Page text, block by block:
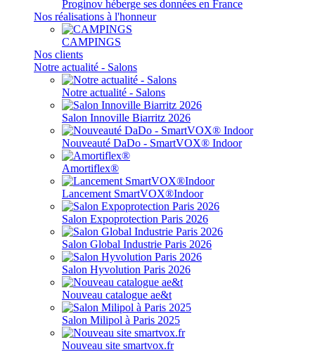
Proginov héberge ses données en France
Nos réalisations à l'honneur
CAMPINGS
Nos clients
Notre actualité - Salons
Notre actualité - Salons
Salon Innoville Biarritz 2026
Nouveauté DaDo - SmartVOX® Indoor
Amortiflex®
Lancement SmartVOX®Indoor
Salon Expoprotection Paris 2026
Salon Global Industrie Paris 2026
Salon Hyvolution Paris 2026
Nouveau catalogue ae&t
Salon Milipol à Paris 2025
Nouveau site smartvox.fr